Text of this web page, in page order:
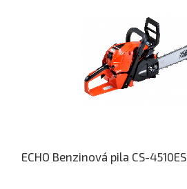
ECHO Benzinová pila CS-4510ES